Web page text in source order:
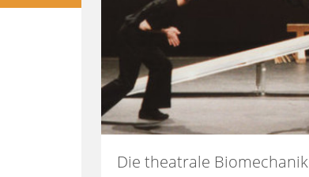
Die theatrale Biomechanik